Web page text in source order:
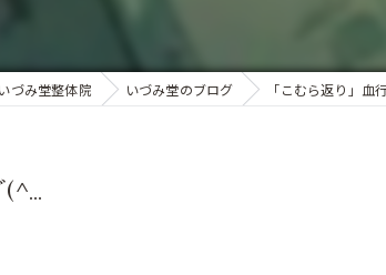
づみ堂整体院 いづみ堂のブログ 「こむら返り」血